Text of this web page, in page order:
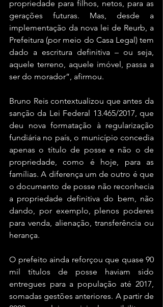
propriedade para filhos, netos, para as
gerações futuras. Mas, desde a
implementação da nova lei de Reurb, a
Prefeitura (por meio do Casa Legal) tem
dado a escritura definitiva – ou seja,
aquele terreno, aquele imóvel, passa a
ser do morador”, afirmou.
Bruno Reis contextualizou que antes da
sanção da Lei Federal 13.465/2017, que
deu nova formatação à regularização
fundiária no país, o município concedia
apenas o título de posse e não o de
propriedade, como é hoje, para as
famílias. A diferença um de outro é que
o documento de posse não reconhecia
a propriedade definitiva do bem, não
dando, por exemplo, plenos poderes
para venda, alienação, transferência ou
herança.
O prefeito ainda reforçou que quase 90
mil títulos de posse haviam sido
entregues para a população até 2017,
somadas gestões anteriores. A partir de